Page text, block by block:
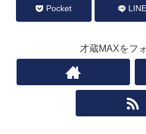
Pocket LINE
才蔵MAXをフ